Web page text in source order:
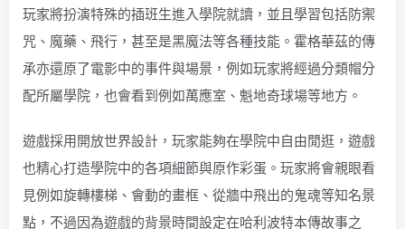
玩家將扮演特殊的插班生進入學院就讀，並且學習包括防禦
咒、魔藥、飛行，甚至是黑魔法等各種技能。霍格華茲的傳
承亦還原了電影中的事件與場景，例如玩家將經過分類帽分
配所屬學院，也會看到例如萬應室、魁地奇球場等地方。
遊戲採用開放世界設計，玩家能夠在學院中自由閒逛，遊戲
也精心打造學院中的各項細節與原作彩蛋。玩家將會親眼看
見例如旋轉樓梯、會動的畫框、從牆中飛出的鬼魂等知名景
點，不過因為遊戲的背景時間設定在哈利波特本傳故事之